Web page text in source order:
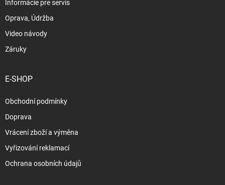
Informácie pre servis
Oprava, Údržba
Video návody
Záruky
E-SHOP
Obchodní podmínky
Doprava
Vrácení zboží a výměna
Vyřizování reklamací
Ochrana osobních údajů